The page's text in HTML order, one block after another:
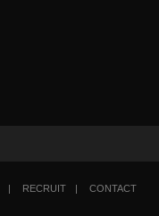
RECRUIT CONTACT